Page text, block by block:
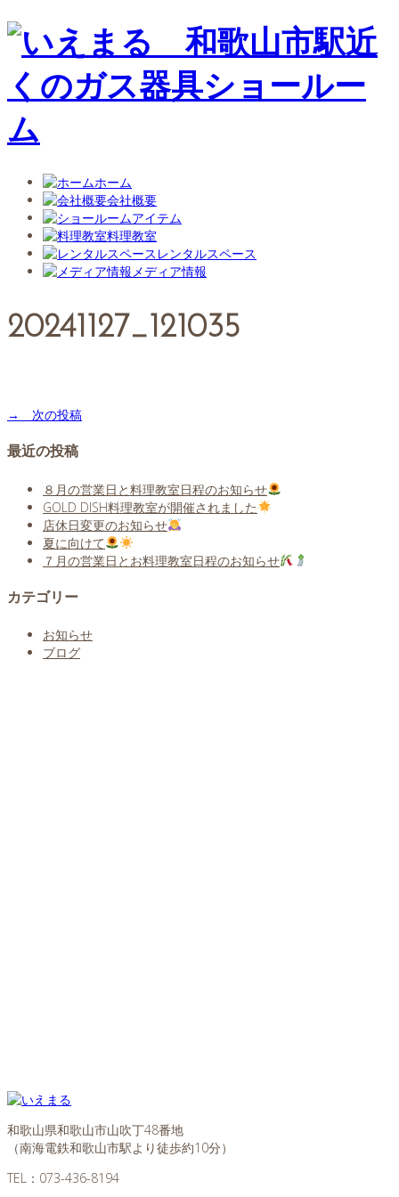
ホーム
会社概要
アイテム
料理教室
レンタルスペース
メディア情報
20241127_121035
→ 次の投稿
最近の投稿
８月の営業日と料理教室日程のお知らせ
GOLD DISH料理教室が開催されました
店休日変更のお知らせ
夏に向けて
７月の営業日とお料理教室日程のお知らせ
カテゴリー
お知らせ
ブログ
和歌山県和歌山市山吹丁48番地
（南海電鉄和歌山市駅より徒歩約10分）
TEL： 073-436-8194